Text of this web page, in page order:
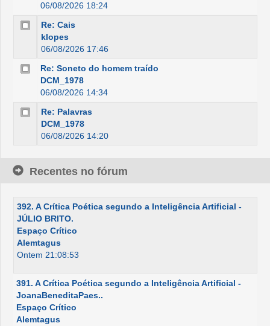
06/08/2026 18:24
Re: Cais
klopes
06/08/2026 17:46
Re: Soneto do homem traído
DCM_1978
06/08/2026 14:34
Re: Palavras
DCM_1978
06/08/2026 14:20
Recentes no fórum
392. A Crítica Poética segundo a Inteligência Artificial -
JÚLIO BRITO.
Espaço Crítico
Alemtagus
Ontem 21:08:53
391. A Crítica Poética segundo a Inteligência Artificial -
JoanaBeneditaPaes..
Espaço Crítico
Alemtagus